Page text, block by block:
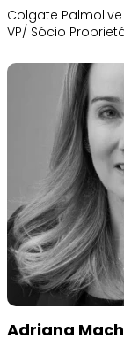
Colgate
VP/ Sócio
Adriana